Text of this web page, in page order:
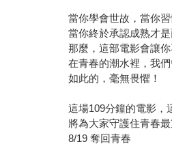
單。至此，改革不是
如果教育是詐騙集團
才不會被欺負，是嗎
外人以為暴君當道，
鳴卻能擴散倍增力量
為解決社會問題。多
我們，堅持把自己工
當你學會世故，當你
當你終於承認成熟才
那麼，這部電影會讓你
在青春的潮水裡，我們
如此的，毫無畏懼！
這場109分鐘的電影，
將為大家守護住青春最
8/19 奪回青春